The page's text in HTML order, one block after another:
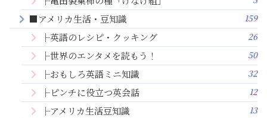
■アメリカ生活・豆知識 159
├英語のレシピ・クッキング 26
├世界のエンタメを読もう！ 50
├おもしろ英語ミニ知識 32
├ピンチに役立つ英会話 12
├アメリカ生活豆知識 13